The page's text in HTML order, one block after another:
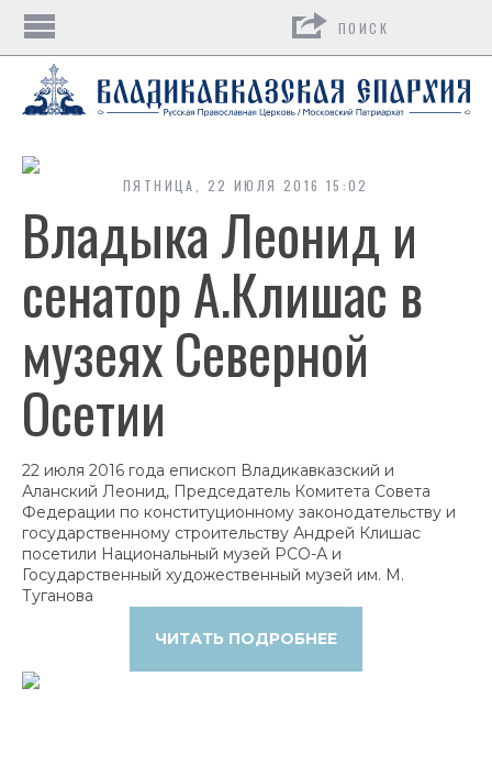
ПЯТНИЦА, 22 ИЮЛЯ 2016 15:02
Владыка Леонид и
сенатор А.Клишас в
музеях Северной
Осетии
22 июля 2016 года епископ Владикавказский и
Аланский Леонид, Председатель Комитета Совета
Федерации по конституционному законодательству и
государственному строительству Андрей Клишас
посетили Национальный музей РСО-А и
Государственный художественный музей им. М.
Туганова
ЧИТАТЬ ПОДРОБНЕЕ